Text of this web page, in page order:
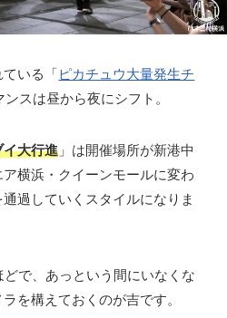
いる「ピカチュウ大量発生チ
ンスは昼から夜にシフト。
イ大行進 」は開催場所が新港中
横浜・クイーンモールに変わ
過していくスタイルになりま
で、あっという間にいなくな
を構えておくのが吉です。